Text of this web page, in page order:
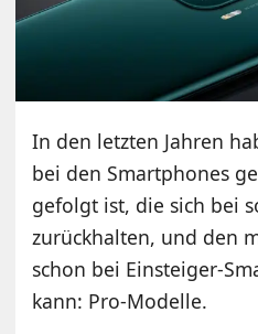
In den letzten Jahren
bei den Smartphones
gefolgt ist, die sich bei
zurückhalten, und den
schon bei Einsteiger-
kann: Pro-Modelle.